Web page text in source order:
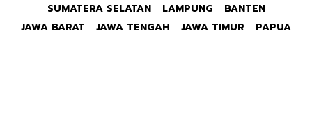
SUMATERA SELATAN
LAMPUNG
BANTEN
JAWA BARAT
JAWA TENGAH JAWA TIMUR PAPUA